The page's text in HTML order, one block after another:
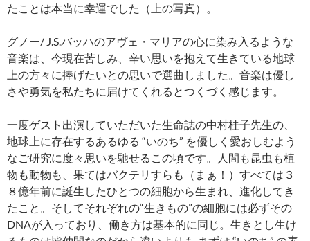
たことは本当に幸運でした（上の写真）。
グノー/ J.S.バッハのアヴェ・マリアの心に染み入るような
音楽は、今現在苦しみ、辛い思いを抱えて生きている地球
上の方々に捧げたいとの思いで選曲しました。音楽は優し
さや勇気を私たちに届けてくれるとつくづく感じます。
一度ゲスト出演していただいた生命誌の中村桂子先生の、
地球上に存在するあるゆる “いのち” を優しく愛おしむよう
なご研究に度々思いを馳せるこの頃です。人間も昆虫も植
物も動物も、果てはバクテリすらも（まぁ！）すべては３
８億年前に誕生したひとつの細胞から生まれ、進化してき
たこと。そしてそれぞれの“生きもの”の細胞には必ずその
DNAが入っており、働き方は基本的に同じ。生きとし生け